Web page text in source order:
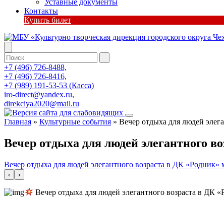
Уставные документы
Контакты
Купить билет
+7 (496) 726-8488,
+7 (496) 726-8416,
+7 (989) 191-53-53 (Касса)
iro-direct@yandex.ru,
direkciya2020@mail.ru
Главная » Культурные события » Вечер отдыха для людей
Вечер отдыха для людей элегантного
Вечер отдыха для людей элегантного возраста в ДК «Родник»
‹ ›
Вечер отдыха для людей элегантного возраста в ДК